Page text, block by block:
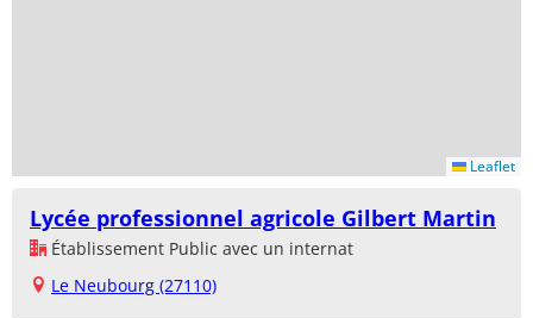
Leaflet
Lycée professionnel agricole Gilbert Martin
Établissement Public avec un internat
Le Neubourg (27110)